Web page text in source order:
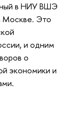
в НИУ ВШЭ
Москве. Это
и одним
о
экономики и